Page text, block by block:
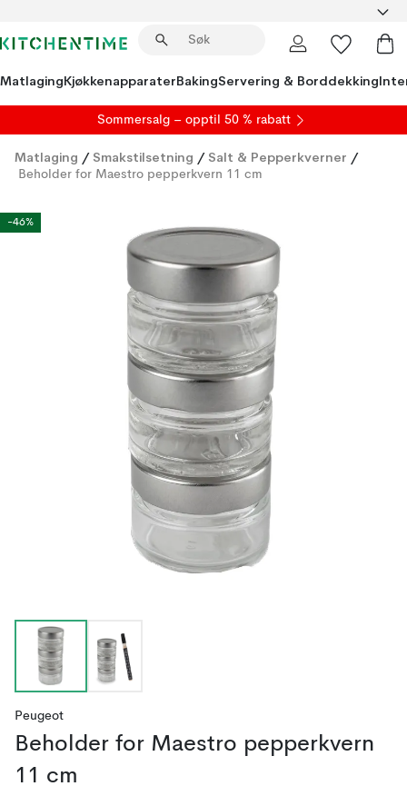
MatlagingKjøkkenapparaterBakingServering & Borddekking
Sommersalg – opptil 50 % rabatt
Matlaging / Smakstilsetning / Salt & Pepperkverner /
Beholder for Maestro pepperkvern 11 cm
-46%
Peugeot
Beholder for Maestro pepperkvern
11 cm